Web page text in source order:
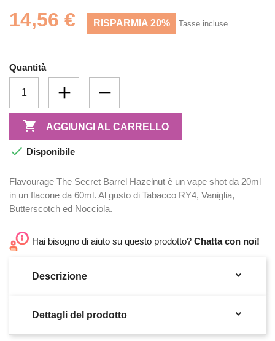
14,56 € RISPARMIA 20% Tasse incluse
Quantità
 AGGIUNGI AL CARRELLO
 Disponibile
Flavourage The Secret Barrel Hazelnut è un vape shot da 20ml
in un flacone da 60ml. Al gusto di Tabacco RY4, Vaniglia,
Butterscotch ed Nocciola.
Hai bisogno di aiuto su questo prodotto? Chatta con noi!
Descrizione 
Dettagli del prodotto 